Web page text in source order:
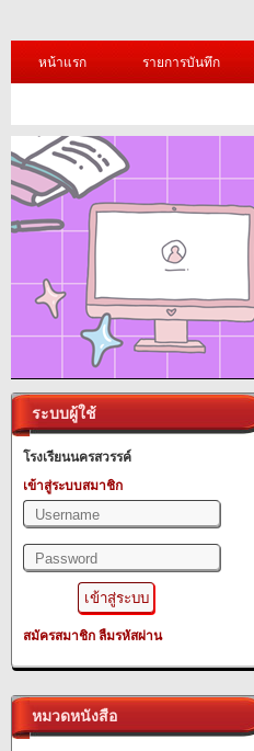
หน้าแรก รายการบันทึก
ระบบผู้ใช้
โรงเรียนนครสวรรค์
เข้าสู่ระบบสมาชิก
สมัครสมาชิก ลืมรหัสผ่าน
หมวดหนังสือ